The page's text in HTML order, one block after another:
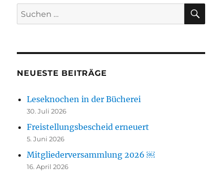
Suchen
nach:
NEUESTE BEITRÄGE
Leseknochen in der Bücherei
30. Juli 2026
Freistellungsbescheid erneuert
5. Juni 2026
Mitgliederversammlung 2026 ￼
16. April 2026